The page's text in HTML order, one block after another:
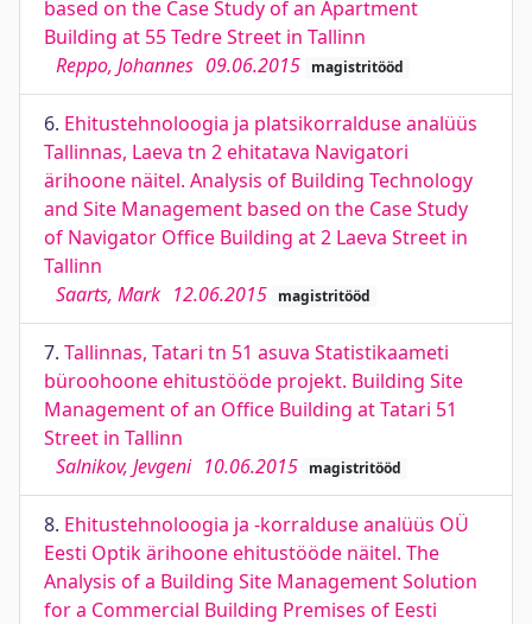
based on the Case Study of an Apartment
Building at 55 Tedre Street in Tallinn
Reppo, Johannes 09.06.2015 magistritööd
6. Ehitustehnoloogia ja platsikorralduse analüüs
Tallinnas, Laeva tn 2 ehitatava Navigatori
ärihoone näitel. Analysis of Building Technology
and Site Management based on the Case Study
of Navigator Office Building at 2 Laeva Street in
Tallinn
Saarts, Mark 12.06.2015 magistritööd
7. Tallinnas, Tatari tn 51 asuva Statistikaameti
büroohoone ehitustööde projekt. Building Site
Management of an Office Building at Tatari 51
Street in Tallinn
Salnikov, Jevgeni 10.06.2015 magistritööd
8. Ehitustehnoloogia ja -korralduse analüüs OÜ
Eesti Optik ärihoone ehitustööde näitel. The
Analysis of a Building Site Management Solution
for a Commercial Building Premises of Eesti